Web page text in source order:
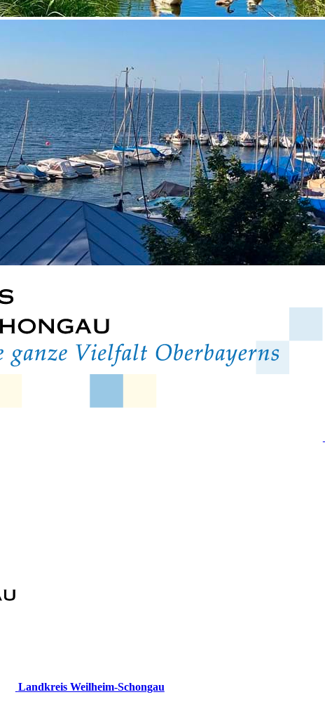
Landkreis Weilheim-Schongau